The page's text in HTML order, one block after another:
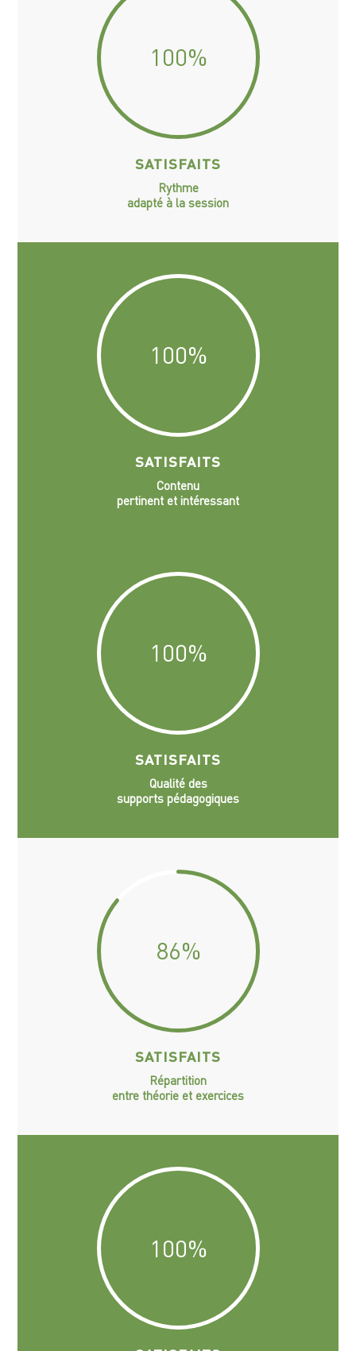
100%
SATISFAITS
Rythme
adapté à la session
100%
SATISFAITS
Contenu
pertinent et intéressant
100%
SATISFAITS
Qualité des
supports pédagogiques
86%
SATISFAITS
Répartition
entre théorie et exercices
100%